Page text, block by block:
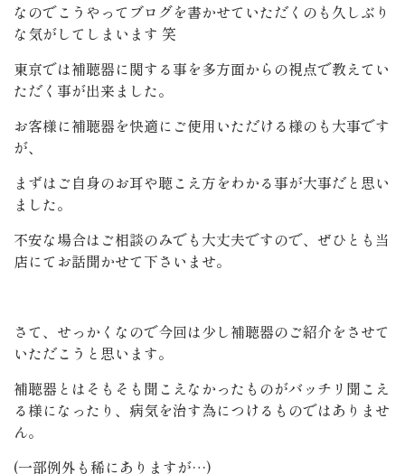
なのでこうやってブログを書かせていただくのも久しぶり
な気がしてしまいます 笑
東京では補聴器に関する事を多方面からの視点で教えてい
ただく事が出来ました。
お客様に補聴器を快適にご使用いただける様のも大事です
が、
まずはご自身のお耳や聴こえ方をわかる事が大事だと思い
ました。
不安な場合はご相談のみでも大丈夫ですので、ぜひとも当
店にてお話聞かせて下さいませ。
さて、せっかくなので今回は少し補聴器のご紹介をさせて
いただこうと思います。
補聴器とはそもそも聞こえなかったものがバッチリ聞こえ
る様になったり、病気を治す為につけるものではありませ
ん。
(一部例外も稀にありますが…)